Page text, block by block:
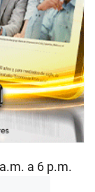
a 6 p.m.